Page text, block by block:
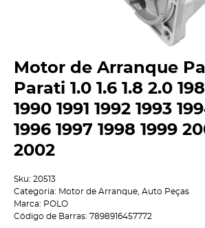
Motor de Arranque
Parati 1.0 1.6 1.8 2.0
1990 1991 1992 1993
1996 1997 1998 1999
2002
Sku: 20513
Categoria: Motor de Arranque Auto Peças
Marca: POLO
Código de Barras: 7898916457772